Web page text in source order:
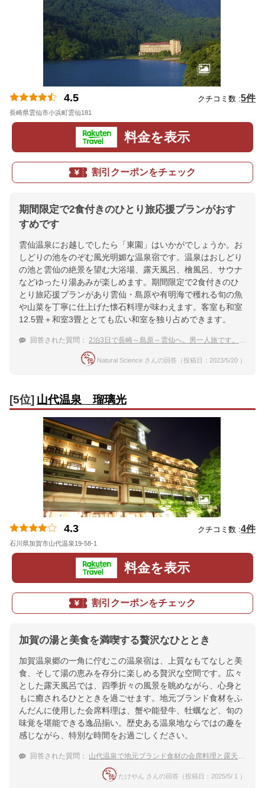
4.5 クチコミ数 :5件
長崎県雲仙市小浜町雲仙181
料金を表示
割引クーポンをチェック
期間限定で2食付きのひとり旅応援プランがおす
すめです
雲仙温泉にお越しでしたら「東園」はいかがでしょうか。お
しどりの池をのぞむ風光明媚な温泉宿です。温泉はおしどり
の池と雲仙の絶景を望む大浴場、露天風呂、檜風呂、サウナ
などゆったり湯あみが楽しめます。期間限定で2食付きのひ
とり旅応援プランがあり雲仙・島原や有明海で穫れる旬の魚
や山菜を丁寧に仕上げた懐石料理が味わえます。客室も和室
12.5畳＋和室3畳ととても広い和室を独り占めできます。
回答された質問： 2泊3日で長崎～島原～雲仙へ。男一人旅です。温泉宿を教えてください。
Natural Science さんの回答（投稿日：2023/5/20 ）
[5位] 山代温泉 瑠璃光
4.3 クチコミ数 :4件
石川県加賀市山代温泉19-58-1
料金を表示
割引クーポンをチェック
加賀の湯と美食を満喫する贅沢なひととき
加賀温泉郷の一角に佇むこの温泉宿は、上質なもてなしと美
食、そして湯の恵みを存分に楽しめる贅沢な空間です。広々
とした露天風呂では、四季折々の風景を眺めながら、心身と
もに癒されるひとときを過ごせます。地元ブランド食材をふ
んだんに使用した会席料理は、蟹や能登牛、牡蠣など、旬の
味覚を堪能できる逸品揃い。歴史ある温泉地ならではの趣を
感じながら、特別な時間をお過ごしください。
回答された質問： 山代温泉で地元ブランド食材の会席料理と露天風呂を楽しめる温泉宿は？
たけやん さんの回答（投稿日：2025/5/ 1 ）